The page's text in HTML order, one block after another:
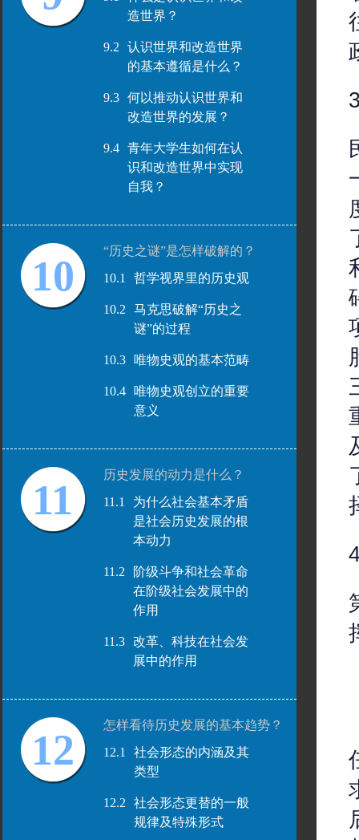
造世界？
9.2
认识世界和改造世界
的基本遵循是什么？
9.3
何以推动认识世界和
改造世界的发展？
9.4
青年大学生如何在认
识和改造世界中实现
自我？
10
“历史之谜”是怎样破解的？
10.1
哲学视界里的历史观
10.2
马克思破解“历史之
谜”的过程
10.3 唯物史观的基本范畴
10.4
唯物史观创立的重要
意义
11
历史发展的动力是什么？
11.1
为什么社会基本矛盾
是社会历史发展的根
本动力
11.2
阶级斗争和社会革命
在阶级社会发展中的
作用
11.3
改革、科技在社会发
展中的作用
12
怎样看待历史发展的基本趋势？
12.1
社会形态的内涵及其
类型
12.2
社会形态更替的一般
规律及特殊形式